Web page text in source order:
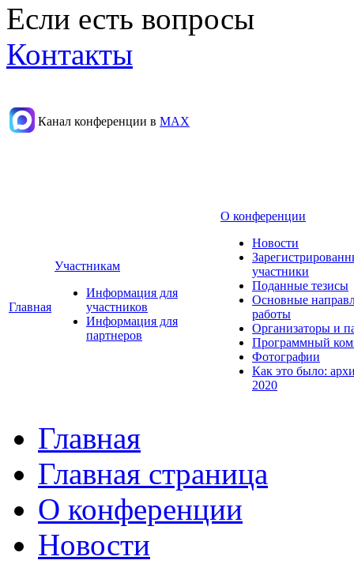
Если есть вопросы
Контакты
Канал конференции в МАХ
Главная
Участникам
Информация для
участников
Информация для
партнеров
О конференции
Новости
участники
Поданные тезисы
Основные
работы
Организаторы и
Программный
Фотографии
Как это было:
2020
Главная
Главная страница
О конференции
Новости